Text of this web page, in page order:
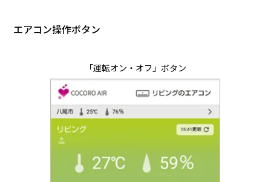
エアコン操作ボタン
「運転オン・オフ」ボタン